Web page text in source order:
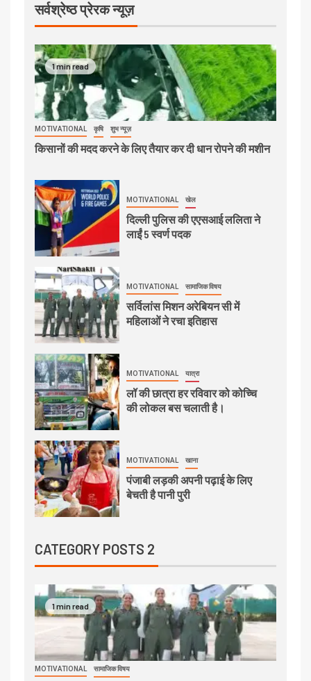
सर्वश्रेष्ठ प्रेरक न्यूज़
1 min read
MOTIVATIONAL कृषि शुभ न्यूज़
किसानों की मदद करने के लिए तैयार कर दी धान रोपने की मशीन
MOTIVATIONAL खेल
दिल्ली पुलिस की एएसआई ललिता ने
लाईं 5 स्वर्ण पदक
MOTIVATIONAL सामाजिक विषय
सर्विलांस मिशन अरेबियन सी में
महिलाओं ने रचा इतिहास
MOTIVATIONAL यात्रा
लॉ की छात्रा हर रविवार को कोच्चि
की लोकल बस चलाती है।
MOTIVATIONAL खाना
पंजाबी लड़की अपनी पढ़ाई के लिए
बेचती है पानी पुरी
CATEGORY POSTS 2
1 min read
MOTIVATIONAL सामाजिक विषय